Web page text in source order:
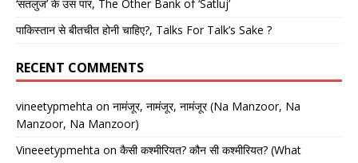
‘सतलुज’ के उस पार, The Other Bank of ‘Satluj’
पाकिस्तान से बीतचीत होनी चाहिए?, Talks For Talk’s Sake ?
RECENT COMMENTS
vineetypmehta on नामंजूर, नामंजूर, नामंजूर (Na Manzoor, Na
Manzoor, Na Manzoor)
Vineeetypmehta on कैसी कश्मीरियत? कौन सी कश्मीरियत? (What